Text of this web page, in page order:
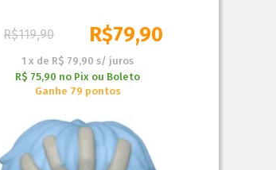
R$119,90 R$79,90
1 x de R$ 79,90 s/ juros
R$ 75,90 no Pix ou Boleto
Ganhe 79 pontos